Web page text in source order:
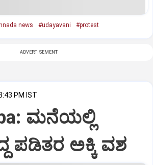
news #udayavani #protest
ADVERTISEMENT
PM IST
ಮನೆಯಲ್ಲಿ
ಪಡಿತರ ಅಕ್ಕಿ ವಶ